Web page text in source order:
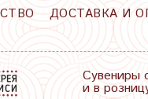
ДОСТАВКА И
Сувениры
и в